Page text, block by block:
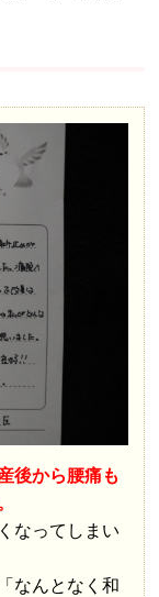
後から腰痛も
なってしまい
「なんとなく和